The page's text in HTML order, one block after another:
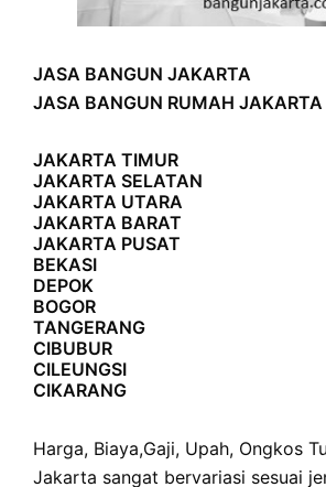
JASA BANGUN JAKARTA
JASA BANGUN RUMAH JAKARTA
JAKARTA TIMUR
JAKARTA SELATAN
JAKARTA UTARA
JAKARTA BARAT
JAKARTA PUSAT
BEKASI
DEPOK
BOGOR
TANGERANG
CIBUBUR
CILEUNGSI
CIKARANG
Harga, Biaya,Gaji, Upah, Ongkos
Jakarta sangat bervariasi sesuai